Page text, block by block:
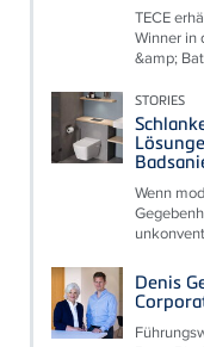
TECE
Winner in
&amp;
STORIES
Wenn
Denis